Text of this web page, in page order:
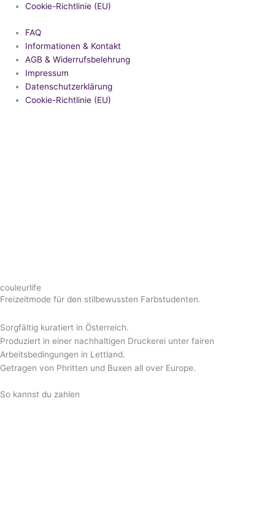
Cookie-Richtlinie (EU)
FAQ
Informationen & Kontakt
AGB & Widerrufsbelehrung
Impressum
Datenschutzerklärung
Cookie-Richtlinie (EU)
couleurlife
Freizeitmode für den stilbewussten Farbstudenten.
Sorgfältig kuratiert in Österreich.
Produziert in einer nachhaltigen Druckerei unter fairen
Arbeitsbedingungen in Lettland.
Getragen von Phritten und Buxen all over Europe.
So kannst du zahlen